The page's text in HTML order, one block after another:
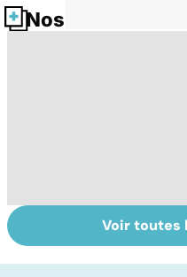
Nos fiches santé
Tout savoir sur le
virus de la grippe
Voir toutes